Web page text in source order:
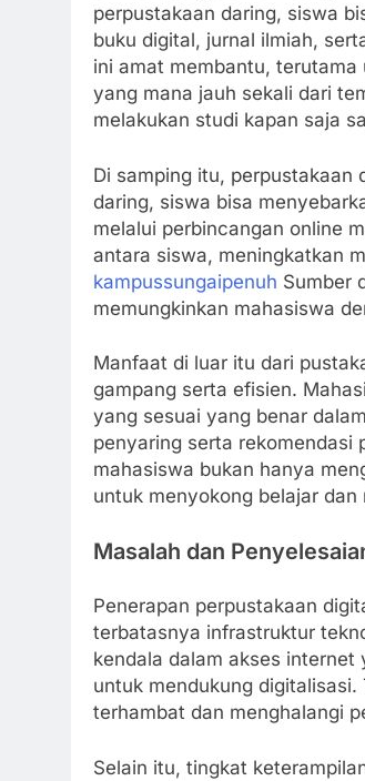
perpustakaan daring, siswa
buku digital, jurnal ilmiah,
ini amat membantu,
yang mana jauh sekali dari
melakukan studi kapan saja
Di samping itu, perpustakaan
daring, siswa bisa
melalui perbincangan online
antara siswa, meningkatkan
kampussungaipenuh Sumber
memungkinkan mahasiswa
Manfaat di luar itu dari
gampang serta efisien.
yang sesuai yang benar
penyaring serta rekomendasi
mahasiswa bukan hanya
untuk menyokong belajar
Masalah dan
Penerapan perpustakaan
terbatasnya infrastruktur
kendala dalam akses
untuk mendukung
terhambat dan menghalangi
Selain itu, tingkat